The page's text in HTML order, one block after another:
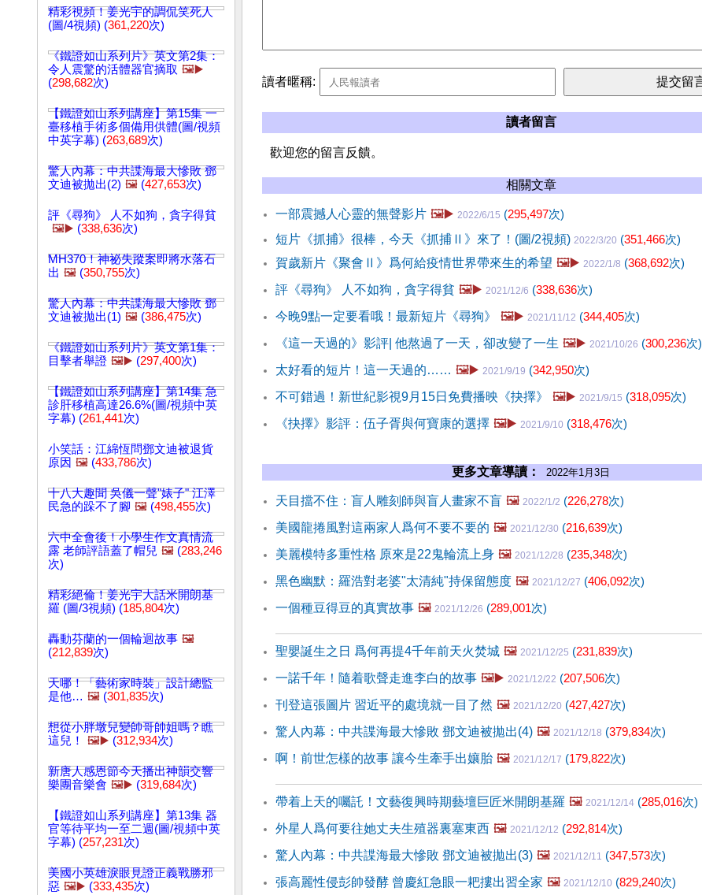
精彩視頻！姜光宇的調侃笑死人
(圖/4視頻) (361,220次)
《鐵證如山系列片》英文第2集：
令人震驚的活體器官摘取 🖼️▶️
(298,682次)
【鐵證如山系列講座】第15集 一
臺移植手術多個備用供體(圖/視頻
中英字幕) (263,689次)
驚人內幕：中共諜海最大慘敗 鄧
文迪被拋出(2) 🖼️ (427,653次)
評《尋狗》 人不如狗，貪字得貧
🖼️▶️ (338,636次)
MH370！神祕失蹤案即將水落石
出 🖼️ (350,755次)
驚人內幕：中共諜海最大慘敗 鄧
文迪被拋出(1) 🖼️ (386,475次)
《鐵證如山系列片》英文第1集：
目擊者舉證 🖼️▶️ (297,400次)
【鐵證如山系列講座】第14集 急
診肝移植高達26.6%(圖/視頻中英
字幕) (261,441次)
小笑話：江綿恆問鄧文迪被退貨
原因 🖼️ (433,786次)
十八大趣聞 吳儀一聲"婊子" 江澤
民急的跺不了腳 🖼️ (498,455次)
六中全會後！小學生作文真情流
露 老師評語蓋了帽兒 🖼️ (283,246
次)
精彩絕倫！姜光宇大話米開朗基
羅 (圖/3視頻) (185,804次)
轟動芬蘭的一個輪迴故事 🖼️
(212,839次)
天哪！「藝術家時裝」設計總監
是他… 🖼️ (301,835次)
想從小胖墩兒變帥哥帥姐嗎？瞧
這兒！
🖼️▶️ (312,934次)
新唐人感恩節今天播出神韻交響
樂團音樂會 🖼️▶️ (319,684次)
【鐵證如山系列講座】第13集 器
官等待平均一至二週(圖/視頻中英
字幕) (257,231次)
美國小英雄淚眼見證正義戰勝邪
惡 🖼️▶️ (333,435次)
讀者暱稱:
讀者留言
歡迎您的留言反饋。
相關文章
一部震撼人心靈的無聲影片 🖼️▶️ 2022/6/15 (295,497次)
短片《抓捕》很棒，今天《抓捕Ⅱ》來了！(圖/2視頻) 2022/3/20 (351,466次)
賀歲新片《聚會Ⅱ》爲何給疫情世界帶來生的希望 🖼️▶️ 2022/1/8 (368,692次)
評《尋狗》 人不如狗，貪字得貧 🖼️▶️ 2021/12/6 (338,636次)
今晚9點一定要看哦！最新短片《尋狗》
🖼️▶️ 2021/11/12 (344,405次)
《這一天過的》影評| 他熬過了一天，卻改變了一生 🖼️▶️ 2021/10/26 (300,236次)
太好看的短片！這一天過的…… 🖼️▶️ 2021/9/19 (342,950次)
不可錯過！新世紀影視9月15日免費播映《抉擇》
🖼️▶️ 2021/9/15 (318,095次)
《抉擇》影評：伍子胥與何寶康的選擇 🖼️▶️ 2021/9/10 (318,476次)
更多文章導讀： 2022年1月3日
天目擋不住：盲人雕刻師與盲人畫家不盲 🖼️ 2022/1/2 (226,278次)
美國龍捲風對這兩家人爲何不要不要的 🖼️ 2021/12/30 (216,639次)
美麗模特多重性格 原來是22鬼輪流上身 🖼️ 2021/12/28 (235,348次)
黑色幽默：羅浩對老婆"太清純"持保留態度 🖼️ 2021/12/27 (406,092次)
一個種豆得豆的真實故事 🖼️ 2021/12/26 (289,001次)
聖嬰誕生之日 爲何再提4千年前天火焚城 🖼️ 2021/12/25 (231,839次)
一諾千年！隨着歌聲走進李白的故事 🖼️▶️ 2021/12/22 (207,506次)
刊登這張圖片 習近平的處境就一目了然 🖼️ 2021/12/20 (427,427次)
驚人內幕：中共諜海最大慘敗 鄧文迪被拋出(4) 🖼️ 2021/12/18 (379,834次)
啊！前世怎樣的故事 讓今生牽手出孃胎 🖼️ 2021/12/17 (179,822次)
帶着上天的囑託！文藝復興時期藝壇巨匠米開朗基羅 🖼️ 2021/12/14 (285,016次)
外星人爲何要往她丈夫生殖器裏塞東西 🖼️ 2021/12/12 (292,814次)
驚人內幕：中共諜海最大慘敗 鄧文迪被拋出(3) 🖼️ 2021/12/11 (347,573次)
張高麗性侵彭帥發酵 曾慶紅急眼一耙摟出習全家 🖼️ 2021/12/10 (829,240次)